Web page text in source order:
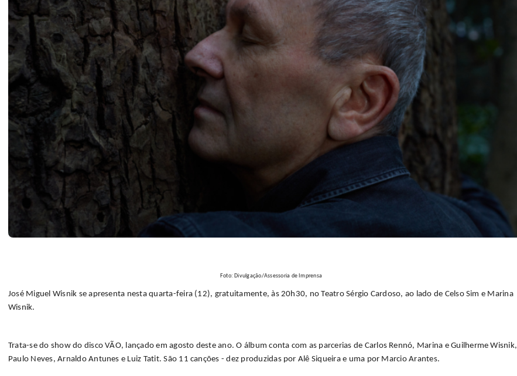
Foto: Divulgação/Assessoria de Imprensa
José Miguel Wisnik se apresenta nesta quarta-feira (12), gratuitamente, às 20h30, no Teatro Sérgio Cardoso, ao lado de Celso Sim e Marina
Wisnik.
Trata-se do show do disco VÃO, lançado em agosto deste ano. O álbum conta com as parcerias de Carlos Rennó, Marina e Guilherme Wisnik,
Paulo Neves, Arnaldo Antunes e Luiz Tatit. São 11 canções - dez produzidas por Alê Siqueira e uma por Marcio Arantes.